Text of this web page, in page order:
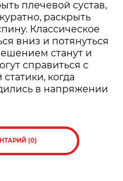
плечевой сустав,
раскрыть
Классическое
вниз и потянуться
станут и
справиться с
когда
в напряжении
(0)